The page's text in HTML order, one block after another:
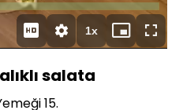
Süre
1xOynatma
Hızı
Mini
oynatıcı
Tam
Ekran
salata
15.